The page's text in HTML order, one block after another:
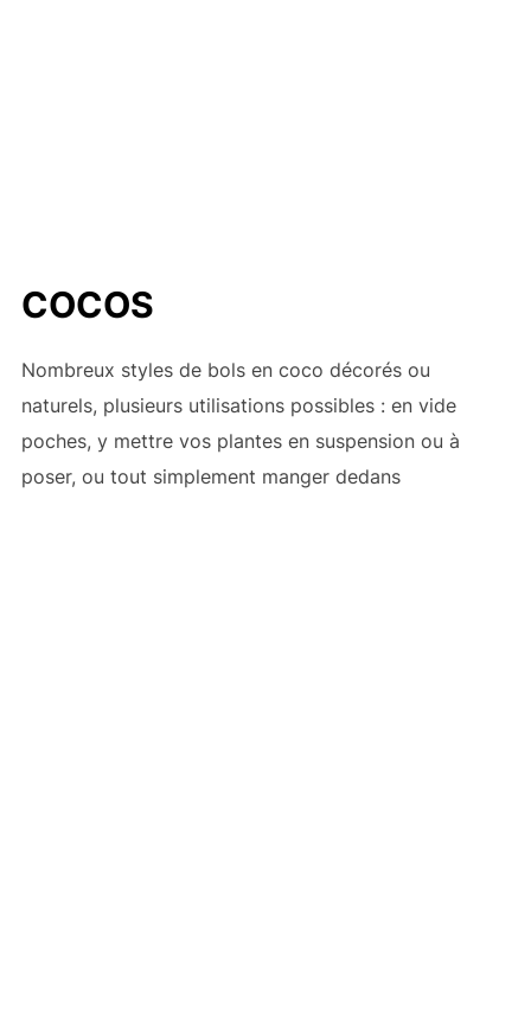
COCOS
Nombreux styles de bols en coco décorés ou
naturels, plusieurs utilisations possibles : en vide
poches, y mettre vos plantes en suspension ou à
poser, ou tout simplement manger dedans